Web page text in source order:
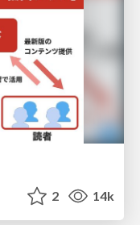
2 14k